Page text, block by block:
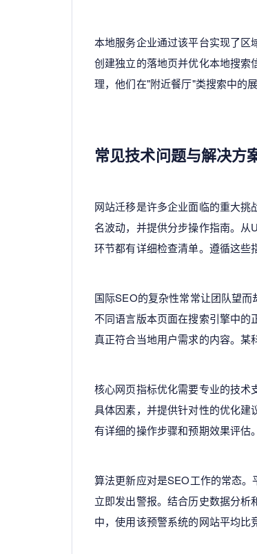
本地服务企业通过该平台实现了
创建独立的落地页并优化本地搜索
理，他们在"附近餐厅"类搜索中的
常见技术问题与解决方
网站迁移是许多企业面临的重大挑
名波动，并提供分步操作指南。
环节都有详细检查清单。遵循这些
国际SEO的复杂性常常让团队望
不同语言版本页面在搜索引擎中
真正符合当地用户需求的内容。某
核心网页指标优化需要专业的技术
具体因素，并提供针对性的优化
有详细的操作步骤和预期效果评估
算法更新应对是SEO工作的常态
立即发出警报。结合历史数据分
中，使用该预警系统的网站平均比